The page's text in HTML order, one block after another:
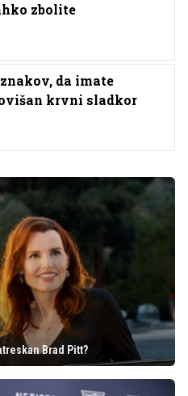
zbolite
da imate
krvni sladkor
Brad Pitt?